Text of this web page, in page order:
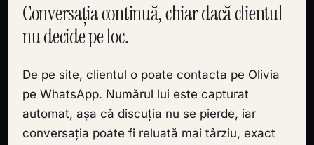
Conversația continuă, chiar dacă clientul
nu decide pe loc.
De pe site, clientul o poate contacta pe Olivia
pe WhatsApp. Numărul lui este capturat
automat, așa că discuția nu se pierde, iar
conversația poate fi reluată mai târziu, exact